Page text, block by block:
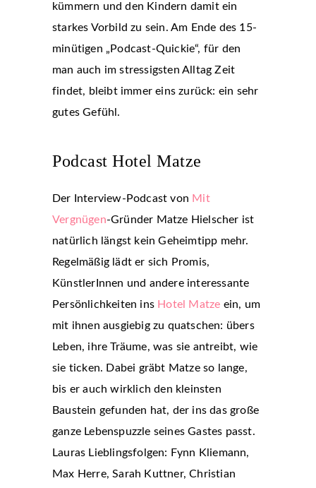
kümmern und den Kindern damit ein
starkes Vorbild zu sein. Am Ende des 15-
minütigen „Podcast-Quickie“, für den
man auch im stressigsten Alltag Zeit
findet, bleibt immer eins zurück: ein sehr
gutes Gefühl.
Podcast Hotel Matze
Der Interview-Podcast von Mit
Vergnügen-Gründer Matze Hielscher ist
natürlich längst kein Geheimtipp mehr.
Regelmäßig lädt er sich Promis,
KünstlerInnen und andere interessante
Persönlichkeiten ins Hotel Matze ein, um
mit ihnen ausgiebig zu quatschen: übers
Leben, ihre Träume, was sie antreibt, wie
sie ticken. Dabei gräbt Matze so lange,
bis er auch wirklich den kleinsten
Baustein gefunden hat, der ins das große
ganze Lebenspuzzle seines Gastes passt.
Lauras Lieblingsfolgen: Fynn Kliemann,
Max Herre, Sarah Kuttner, Christian